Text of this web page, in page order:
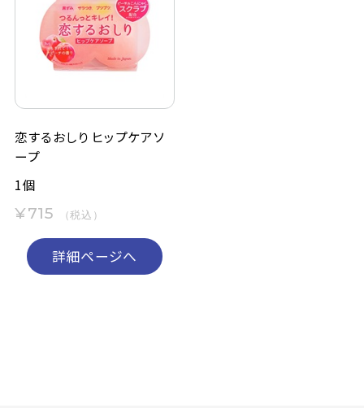
恋するおしり ヒップケアソ
ープ
1個
¥715 （税込）
詳細ページへ